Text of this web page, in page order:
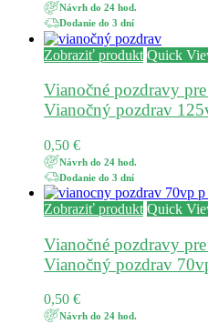
Návrh do 24 hod.
Dodanie do 3 dní
Zobraziť produkt Quick
Vianočné pozdravy
Vianočný pozdrav
0,50 €
Návrh do 24 hod.
Dodanie do 3 dní
Zobraziť produkt Quick
Vianočné pozdravy
Vianočný pozdrav
0,50 €
Návrh do 24 hod.